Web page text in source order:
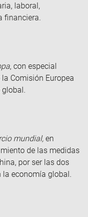
laboral,
financiera.
, con especial
Comisión Europea
mundial, en
de las medidas
por ser las dos
la economía global.